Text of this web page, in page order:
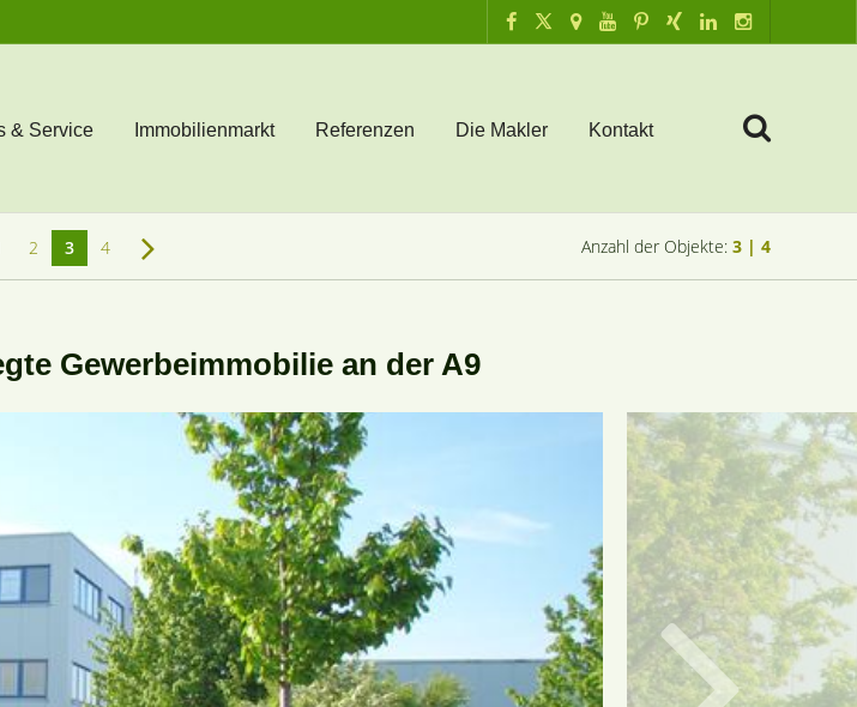
& Service Immobilienmarkt Referenzen Die Makler Kontakt
2 3 4 Anzahl der Objekte: 3 | 4
Gewerbeimmobilie an der A9